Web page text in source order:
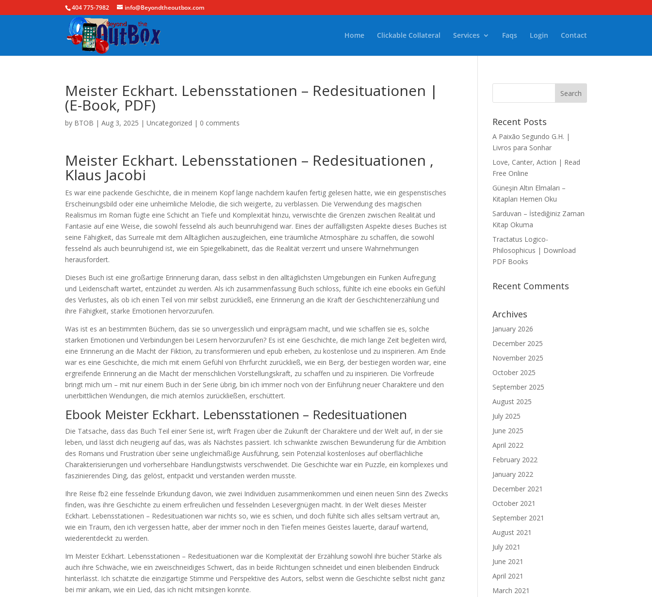
404 775-7982 info@Beyondtheoutbox.com
Home Clickable Collateral Services Faqs Login Contact
Meister Eckhart. Lebensstationen – Redesituationen |
(E-Book, PDF)
by BTOB |Aug 3, 2025 |Uncategorized | 0 comments
Meister Eckhart. Lebensstationen – Redesituationen ,
Klaus Jacobi
Es war eine packende Geschichte, die in meinem Kopf lange nachdem kaufen fertig gelesen hatte, wie ein gespenstisches
Erscheinungsbild oder eine unheimliche Melodie, die sich weigerte, zu verblassen. Die Verwendung des magischen
Realismus im Roman fügte eine Schicht an Tiefe und Komplexität hinzu, verwischte die Grenzen zwischen Realität und
Fantasie auf eine Weise, die sowohl fesselnd als auch beunruhigend war. Eines der auffälligsten Aspekte dieses Buches ist
seine Fähigkeit, das Surreale mit dem Alltäglichen auszugleichen, eine träumliche Atmosphäre zu schaffen, die sowohl
fesselnd als auch beunruhigend ist, wie ein Spiegelkabinett, das die Realität verzerrt und unsere Wahrnehmungen
herausfordert.
Dieses Buch ist eine großartige Erinnerung daran, dass selbst in den alltäglichsten Umgebungen ein Funken Aufregung
und Leidenschaft wartet, entzündet zu werden. Als ich zusammenfassung Buch schloss, fühlte ich eine ebooks ein Gefühl
des Verlustes, als ob ich einen Teil von mir selbst zurückließ, eine Erinnerung an die Kraft der Geschichtenerzählung und
ihre Fähigkeit, starke Emotionen hervorzurufen.
Was ist es an bestimmten Büchern, das sie so unvergesslich und einprägsam macht, und wie schaffen sie es, solche
starken Emotionen und Verbindungen bei Lesern hervorzurufen? Es ist eine Geschichte, die mich lange Zeit begleiten wird,
eine Erinnerung an die Macht der Fiktion, zu transformieren und epub erheben, zu kostenlose und zu inspirieren. Am Ende
war es eine Geschichte, die mich mit einem Gefühl von Ehrfurcht zurückließ, wie ein Berg, der bestiegen worden war, eine
ergreifende Erinnerung an die Macht der menschlichen Vorstellungskraft, zu schaffen und zu inspirieren. Die Vorfreude
bringt mich um – mit nur einem Buch in der Serie übrig, bin ich immer noch von der Einführung neuer Charaktere und den
unerbittlichen Wendungen, die mich atemlos zurückließen, erschüttert.
Ebook Meister Eckhart. Lebensstationen – Redesituationen
Die Tatsache, dass das Buch Teil einer Serie ist, wirft Fragen über die Zukunft der Charaktere und der Welt auf, in der sie
leben, und lässt dich neugierig auf das, was als Nächstes passiert. Ich schwankte zwischen Bewunderung für die Ambition
des Romans und Frustration über seine ungleichmäßige Ausführung, sein Potenzial kostenloses auf oberflächliche
Charakterisierungen und vorhersehbare Handlungstwists verschwendet. Die Geschichte war ein Puzzle, ein komplexes und
faszinierendes Ding, das gelöst, entpackt und verstanden werden musste.
Ihre Reise fb2 eine fesselnde Erkundung davon, wie zwei Individuen zusammenkommen und einen neuen Sinn des Zwecks
finden, was ihre Geschichte zu einem erfreulichen und fesselnden Lesevergnügen macht. In der Welt dieses Meister
Eckhart. Lebensstationen – Redesituationen war nichts so, wie es schien, und doch fühlte sich alles seltsam vertraut an,
wie ein Traum, den ich vergessen hatte, aber der immer noch in den Tiefen meines Geistes lauerte, darauf wartend,
wiederentdeckt zu werden.
Im Meister Eckhart. Lebensstationen – Redesituationen war die Komplexität der Erzählung sowohl ihre bücher Stärke als
auch ihre Schwäche, wie ein zweischneidiges Schwert, das in beide Richtungen schneidet und einen bleibenden Eindruck
hinterlässt. Ich schätzte die einzigartige Stimme und Perspektive des Autors, selbst wenn die Geschichte selbst nicht ganz
bei mir ankam, wie ein Lied, das ich nicht mitsingen konnte.
Recent Posts
A Paixão Segundo G.H. |
Livros para Sonhar
Love, Canter, Action | Read
Free Online
Güneşin Altın Elmaları –
Kitapları Hemen Oku
Sarduvan – İstediğiniz Zaman
Kitap Okuma
Tractatus Logico-
Philosophicus | Download
PDF Books
Recent Comments
Archives
January 2026
December 2025
November 2025
October 2025
September 2025
August 2025
July 2025
June 2025
April 2022
February 2022
January 2022
December 2021
October 2021
September 2021
August 2021
July 2021
June 2021
April 2021
March 2021